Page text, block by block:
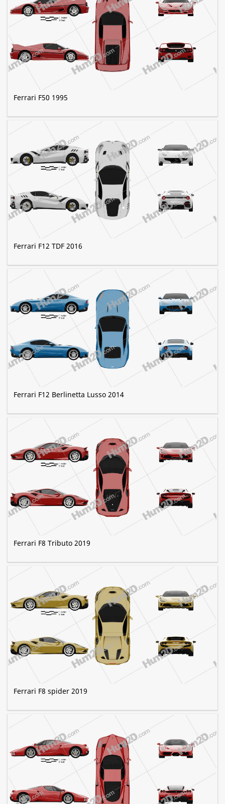
Ferrari F50 1995
Ferrari F12 TDF 2016
Ferrari F12 Berlinetta Lusso 2014
Ferrari F8 Tributo 2019
Ferrari F8 spider 2019